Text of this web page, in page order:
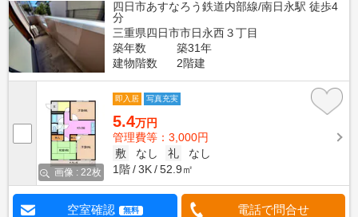
四日市あすなろう鉄道内部線/南日永駅 徒歩4
分
三重県四日市市日永西３丁目
築年数
築31年
建物階数
2階建
画像 : 22枚
即入居 写真充実
5.4万円
管理費等：3,000円
敷
なし 礼
なし
1階
3K 52.9㎡
空室確認 無料 電話で問合せ